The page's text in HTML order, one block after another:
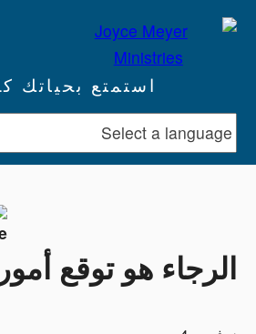
استمتع بحياتك
الرجاء هو توقع